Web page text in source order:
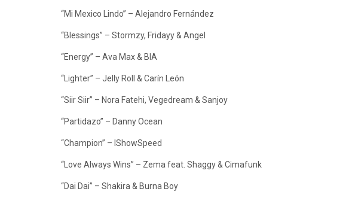
“Mi Mexico Lindo” – Alejandro Fernández
“Blessings” – Stormzy, Fridayy & Angel
“Energy” – Ava Max & BIA
“Lighter” – Jelly Roll & Carín León
“Siir Siir” – Nora Fatehi, Vegedream & Sanjoy
“Partidazo” – Danny Ocean
“Champion” – IShowSpeed
“Love Always Wins” – Zema feat. Shaggy & Cimafunk
“Dai Dai” – Shakira & Burna Boy